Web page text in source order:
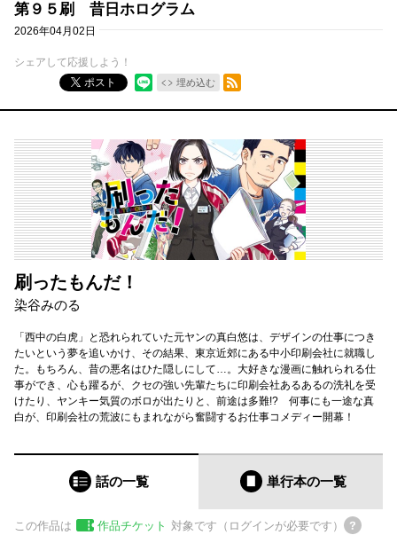
第９５刷 昔日ホログラム
2026年04月02日
シェアして応援しよう！
ポスト
埋め込む
RSSフィード
刷ったもんだ！
染谷みのる
「西中の白虎」と恐れられていた元ヤンの真白悠は、デザインの仕事につき
たいという夢を追いかけ、その結果、東京近郊にある中小印刷会社に就職し
た。もちろん、昔の悪名はひた隠しにして…。大好きな漫画に触れられる仕
事ができ、心も躍るが、クセの強い先輩たちに印刷会社あるあるの洗礼を受
けたり、ヤンキー気質のボロが出たりと、前途は多難!? 何事にも一途な真
白が、印刷会社の荒波にもまれながら奮闘するお仕事コメディー開幕！
話の一覧 単行本の一覧
この作品は 作品チケット 対象です（ログインが必要です）